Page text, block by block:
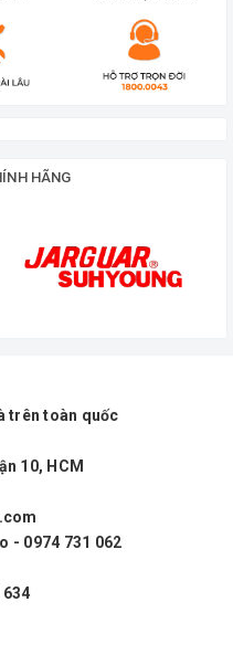
HÃNG
trên toàn quốc
10, HCM
- 0974 731 062